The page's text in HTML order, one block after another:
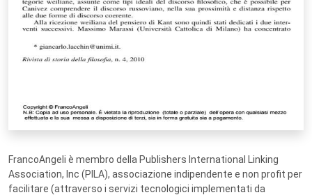
FrancoAngeli è membro della Publishers International Linking
Association, Inc (PILA), associazione indipendente e non profit per
facilitare (attraverso i servizi tecnologici implementati da